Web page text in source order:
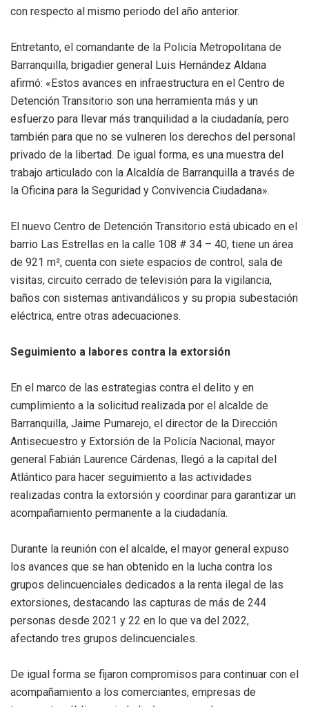
con respecto al mismo periodo del año anterior.
Entretanto, el comandante de la Policía Metropolitana de
Barranquilla, brigadier general Luis Hernández Aldana
afirmó: «Estos avances en infraestructura en el Centro de
Detención Transitorio son una herramienta más y un
esfuerzo para llevar más tranquilidad a la ciudadanía, pero
también para que no se vulneren los derechos del personal
privado de la libertad. De igual forma, es una muestra del
trabajo articulado con la Alcaldía de Barranquilla a través de
la Oficina para la Seguridad y Convivencia Ciudadana».
El nuevo Centro de Detención Transitorio está ubicado en el
barrio Las Estrellas en la calle 108 # 34 – 40, tiene un área
de 921 m², cuenta con siete espacios de control, sala de
visitas, circuito cerrado de televisión para la vigilancia,
baños con sistemas antivandálicos y su propia subestación
eléctrica, entre otras adecuaciones.
Seguimiento a labores contra la extorsión
En el marco de las estrategias contra el delito y en
cumplimiento a la solicitud realizada por el alcalde de
Barranquilla, Jaime Pumarejo, el director de la Dirección
Antisecuestro y Extorsión de la Policía Nacional, mayor
general Fabián Laurence Cárdenas, llegó a la capital del
Atlántico para hacer seguimiento a las actividades
realizadas contra la extorsión y coordinar para garantizar un
acompañamiento permanente a la ciudadanía.
Durante la reunión con el alcalde, el mayor general expuso
los avances que se han obtenido en la lucha contra los
grupos delincuenciales dedicados a la renta ilegal de las
extorsiones, destacando las capturas de más de 244
personas desde 2021 y 22 en lo que va del 2022,
afectando tres grupos delincuenciales.
De igual forma se fijaron compromisos para continuar con el
acompañamiento a los comerciantes, empresas de